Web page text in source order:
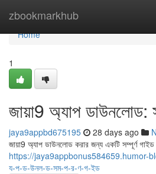
zbookmarkhub
Home
Home
1
জায়া9 অ্যাপ ডাউনলোড:
jaya9appbd675195 28 days ago
জায়া9 অ্যাপ ডাউনলোড করার জন্য একটি সম্পূর্ণ
https://jaya9appbonus584659.humor-
য-প-ড-উনল-ড-সম-প-র-ণ-গ-ইড